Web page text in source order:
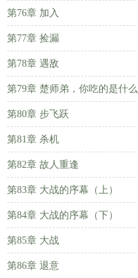
第76章 加入
第77章 捡漏
第78章 遇敌
第79章 楚师弟，你吃的是什么
第80章 步飞跃
第81章 杀机
第82章 故人重逢
第83章 大战的序幕（上）
第84章 大战的序幕（下）
第85章 大战
第86章 退意